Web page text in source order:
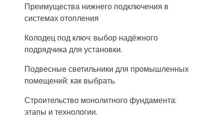
Преимущества нижнего подключения в
системах отопления
Колодец под ключ: выбор надёжного
подрядчика для установки.
Подвесные светильники для промышленных
помещений: как выбрать.
Строительство монолитного фундамента:
этапы и технологии.